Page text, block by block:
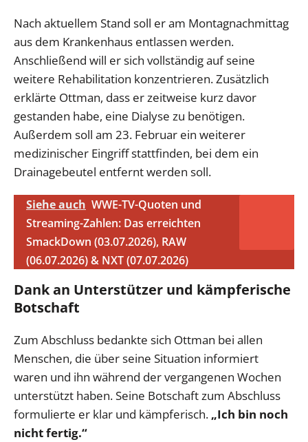
Nach aktuellem Stand soll er am Montagnachmittag
aus dem Krankenhaus entlassen werden.
Anschließend will er sich vollständig auf seine
weitere Rehabilitation konzentrieren. Zusätzlich
erklärte Ottman, dass er zeitweise kurz davor
gestanden habe, eine Dialyse zu benötigen.
Außerdem soll am 23. Februar ein weiterer
medizinischer Eingriff stattfinden, bei dem ein
Drainagebeutel entfernt werden soll.
Siehe auch WWE-TV-Quoten und
Streaming-Zahlen: Das erreichten
SmackDown (03.07.2026), RAW
(06.07.2026) & NXT (07.07.2026)
Dank an Unterstützer und kämpferische
Botschaft
Zum Abschluss bedankte sich Ottman bei allen
Menschen, die über seine Situation informiert
waren und ihn während der vergangenen Wochen
unterstützt haben. Seine Botschaft zum Abschluss
formulierte er klar und kämpferisch. „Ich bin noch
nicht fertig.“